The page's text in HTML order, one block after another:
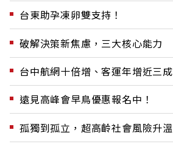
台東助孕凍卵雙支持！
破解決策新焦慮，三大核心能力
台中航網十倍增、客運年增近三成
遠見高峰會早鳥優惠報名中！
孤獨到孤立，超高齡社會風險升溫